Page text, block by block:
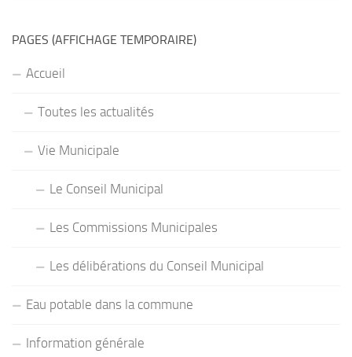
PAGES (AFFICHAGE TEMPORAIRE)
Accueil
Toutes les actualités
Vie Municipale
Le Conseil Municipal
Les Commissions Municipales
Les délibérations du Conseil Municipal
Eau potable dans la commune
Information générale